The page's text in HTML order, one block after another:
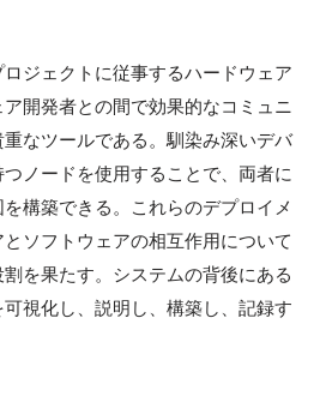
ジェクトに従事するハードウェア
開発者との間で効果的なコミュニ
なツールである。馴染み深いデバ
ノードを使用することで、両者に
構築できる。これらのデプロイメ
ソフトウェアの相互作用について
を果たす。システムの背後にある
視化し、説明し、構築し、記録す